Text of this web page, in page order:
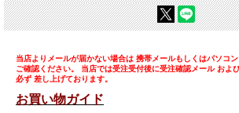
当店よりメールが届かない場合は 携帯メールもしくはパソコ
ご確認ください。 当店では受注受付後に受注確認メール およ
必ず 差し上げております。
お買い物ガイド